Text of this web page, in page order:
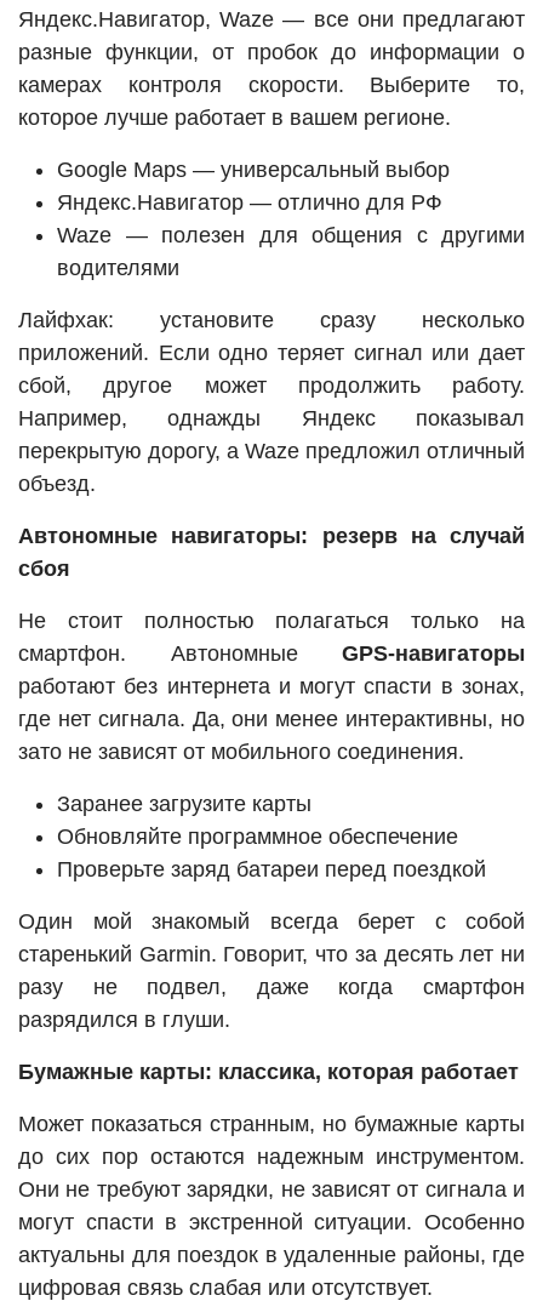
Яндекс.Навигатор, Waze — все они предлагают
разные функции, от пробок до информации о
камерах контроля скорости. Выберите то,
которое лучше работает в вашем регионе.
Google Maps — универсальный выбор
Яндекс.Навигатор — отлично для РФ
Waze — полезен для общения с другими
водителями
Лайфхак: установите сразу несколько
приложений. Если одно теряет сигнал или дает
сбой, другое может продолжить работу.
Например, однажды Яндекс показывал
перекрытую дорогу, а Waze предложил отличный
объезд.
Автономные навигаторы: резерв на случай
сбоя
Не стоит полностью полагаться только на
смартфон. Автономные GPS-навигаторы
работают без интернета и могут спасти в зонах,
где нет сигнала. Да, они менее интерактивны, но
зато не зависят от мобильного соединения.
Заранее загрузите карты
Обновляйте программное обеспечение
Проверьте заряд батареи перед поездкой
Один мой знакомый всегда берет с собой
старенький Garmin. Говорит, что за десять лет ни
разу не подвел, даже когда смартфон
разрядился в глуши.
Бумажные карты: классика, которая работает
Может показаться странным, но бумажные карты
до сих пор остаются надежным инструментом.
Они не требуют зарядки, не зависят от сигнала и
могут спасти в экстренной ситуации. Особенно
актуальны для поездок в удаленные районы, где
цифровая связь слабая или отсутствует.